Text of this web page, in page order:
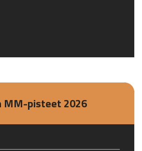
MM-pisteet 2026